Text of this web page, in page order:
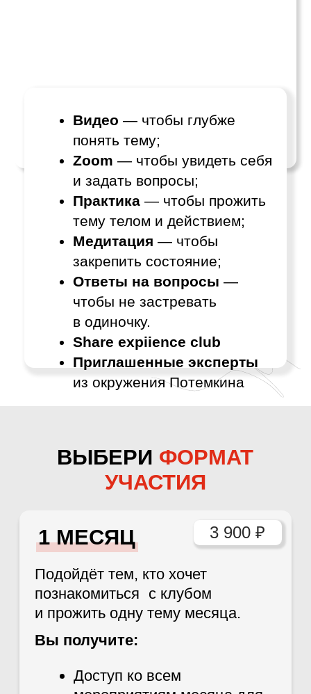
Год трансформации с Потёмкиным: 12
месяцев, 12 тем, живая работа,
практика и пространство, в котором
проще менять жизнь по-настоящему.